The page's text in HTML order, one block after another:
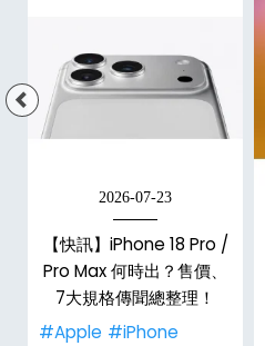
2026-07-23
【快訊】iPhone 18 Pro /
Pro Max 何時出？售價、
7大規格傳聞總整理！
#Apple #iPhone